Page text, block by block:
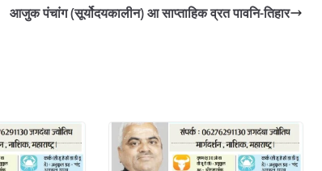
आजुक पंचांग (सूर्योदयकालीन) आ साप्ताहिक व्रत पावनि-तिहार